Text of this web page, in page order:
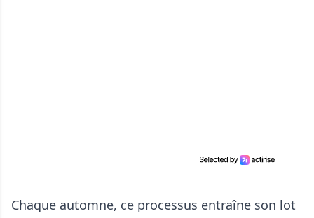
Chaque automne, ce processus entraîne son lot